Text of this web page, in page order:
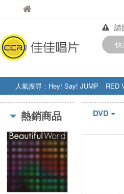
佳佳請
【
快
人氣搜尋： Hey! Say! JUMP RED
STRAY KIDS
盧廣仲 周杰伦
熱銷商品 DVD